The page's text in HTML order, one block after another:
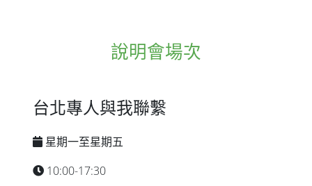
說明會場次
台北專人與我聯繫
星期一至星期五
10:00-17:30